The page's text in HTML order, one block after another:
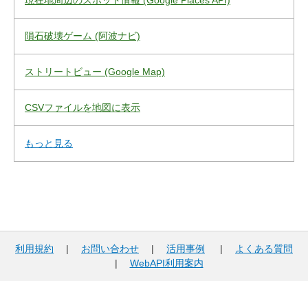
隕石破壊ゲーム (阿波ナビ)
ストリートビュー (Google Map)
CSVファイルを地図に表示
もっと見る
利用規約 | お問い合わせ | 活用事例 |
よくある質問
| WebAPI利用案内